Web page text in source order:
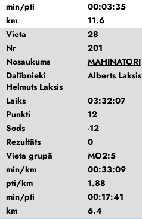
min/pti
00:03:35
km
11.6
Vieta
28
Nr
201
Nosaukums
MAHINATORI
Dalībnieki
Alberts Laksis
Helmuts Laksis
Laiks
03:32:07
Punkti
12
Sods
-12
Rezultāts
0
Vieta grupā
MO2:5
min/km
00:33:09
pti/km
1.88
min/pti
00:17:41
km
6.4